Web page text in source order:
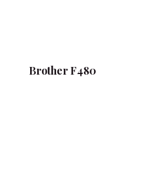
Brother F480